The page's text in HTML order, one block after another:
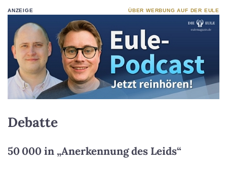
ANZEIGE ÜBER WERBUNG AUF DER EULE
Debatte
50 000 in „Anerkennung des Leids“